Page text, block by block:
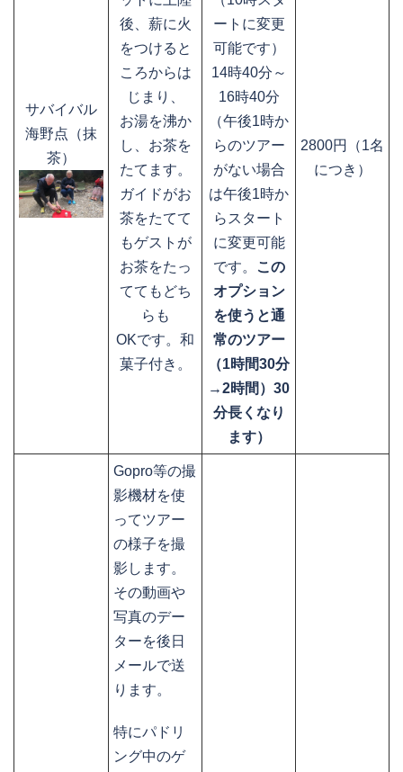
サバイバル
海野点（抹
茶）
後、薪に火
をつけると
ころからは
じまり、
お湯を沸か
し、お茶を
たてます。
ガイドがお
茶をたてて
もゲストが
お茶をたっ
ててもどち
らも
OKです。和
菓子付き。
ートに変更
可能です）
14時40分～
16時40分
（午後1時か
らのツアー
がない場合
は午後1時か
らスタート
に変更可能
です。
この
オプション
を使うと通
常のツアー
（1時間30分
→2時間）30
分長くなり
ます）
2800円（1名
につき）
Gopro等の撮
影機材を使
ってツアー
の様子を撮
影します。
その動画や
写真のデー
ターを後日
メールで送
ります。
特にパドリ
ング中のゲ